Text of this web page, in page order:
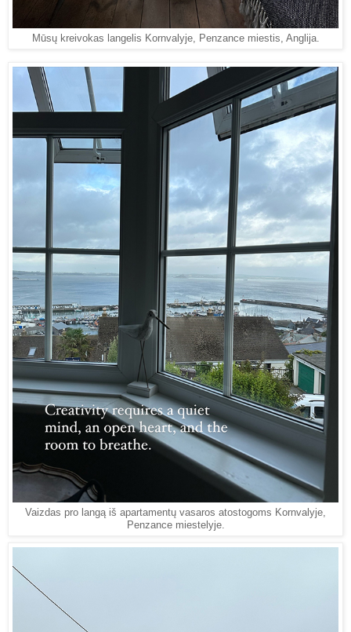
Mūsų kreivokas langelis Kornvalyje, Penzance miestis, Anglija.
Vaizdas pro langą iš apartamentų vasaros atostogoms Kornvalyje,
Penzance miestelyje.